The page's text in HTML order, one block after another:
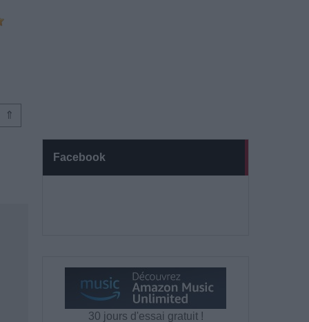
Facebook
30 jours d'essai gratuit !
⇑